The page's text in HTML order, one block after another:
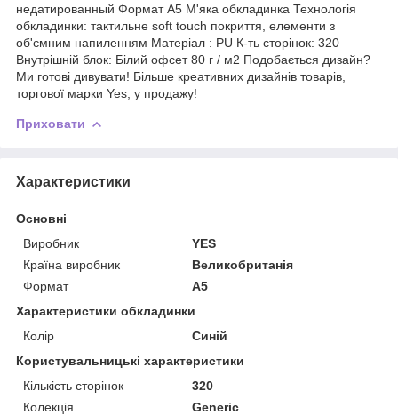
недатированный Формат А5 М'яка обкладинка Технологія
обкладинки: тактильне soft touch покриття, елементи з
об'ємним напиленням Матеріал : PU К-ть сторінок: 320
Внутрішній блок: Білий офсет 80 г / м2 Подобається дизайн?
Ми готові дивувати! Більше креативних дизайнів товарів,
торгової марки Yes, у продажу!
Приховати
Характеристики
Основні
Виробник
YES
Країна виробник
Великобританія
Формат
A5
Характеристики обкладинки
Колір
Синій
Користувальницькі характеристики
Кількість сторінок
320
Колекція
Generic